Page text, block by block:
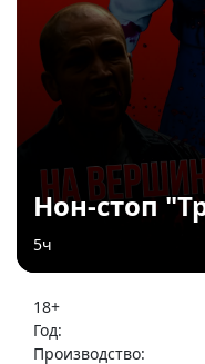
Нон-стоп
5ч
18+
Год:
Производство: